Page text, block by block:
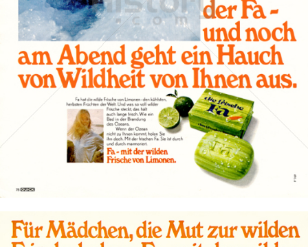
Die Seife Fa
Henkel Central Eastern Europe GmbH
1969